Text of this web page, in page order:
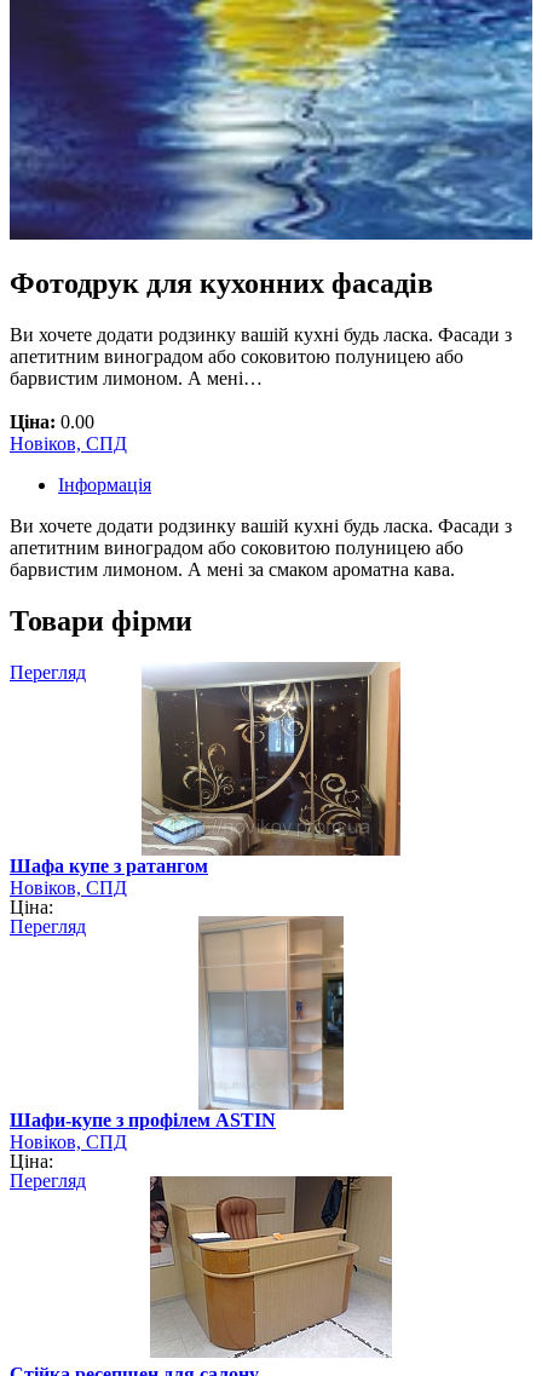
Фотодрук для кухонних фасадів
Ви хочете додати родзинку вашій кухні будь ласка. Фасади з
апетитним виноградом або соковитою полуницею або
барвистим лимоном. А мені…
Ціна: 0.00
Новіков, СПД
Інформація
Ви хочете додати родзинку вашій кухні будь ласка. Фасади з
апетитним виноградом або соковитою полуницею або
барвистим лимоном. А мені за смаком ароматна кава.
Товари фірми
Перегляд
Шафа купе з ратангом
Новіков, СПД
Ціна:
Перегляд
Шафи-купе з профілем ASTIN
Новіков, СПД
Ціна:
Перегляд